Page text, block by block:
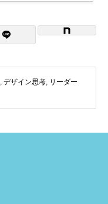
, デザイン思考, リーダー